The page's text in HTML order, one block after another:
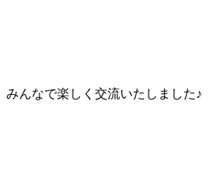
みんなで楽しく交流いたしました♪